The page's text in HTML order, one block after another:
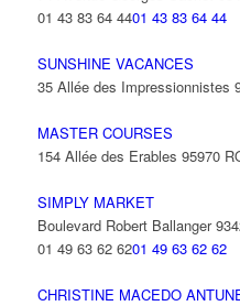
01 43 83 64 4401 43 83 64 44
SUNSHINE VACANCES
35 Allée des Impressionnistes
MASTER COURSES
154 Allée des Erables 95970
SIMPLY MARKET
Boulevard Robert Ballanger
01 49 63 62 6201 49 63 62 62
CHRISTINE MACEDO